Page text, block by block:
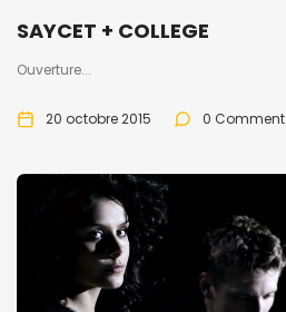
SAYCET + COLLEGE
Ouverture...
20 octobre 2015 0 Comment